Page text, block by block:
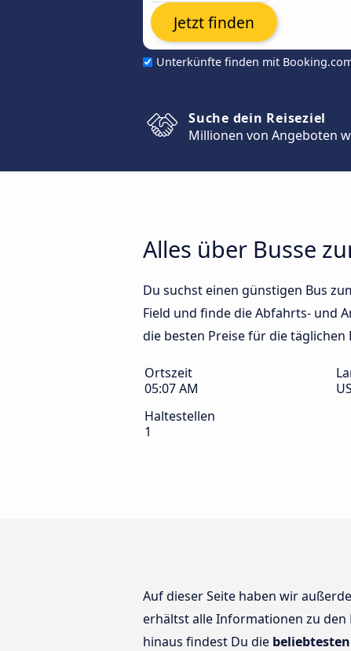
Unterkünfte finden mit
Jetzt finden
Suche dein Reiseziel
Millionen von Angeboten
Alles über Busse
Du suchst einen günstigen Bus
Field und finde die Abfahrts- und
die besten Preise für die täglichen
Ortszeit
05:07 AM
Haltestellen
1
Auf dieser Seite haben wir
erhältst alle Informationen zu den
hinaus findest Du die